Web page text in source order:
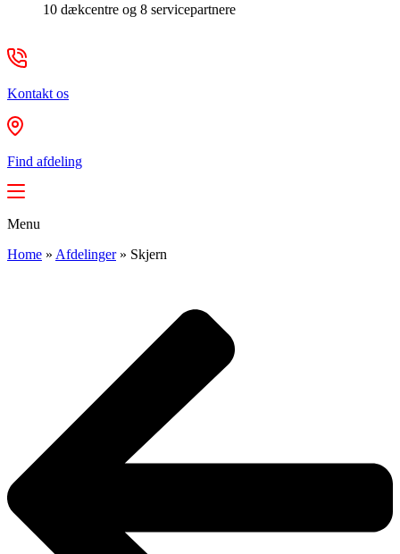
10 dækcentre og 8 servicepartnere
Kontakt os
Find afdeling
Menu
Home » Afdelinger» Skjern